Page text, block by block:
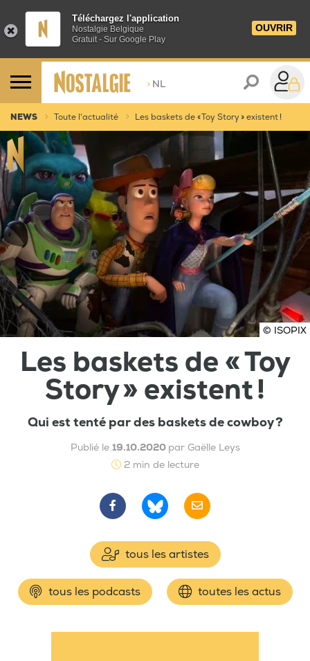
Téléchargez l'application
Nostalgie Belgique
Gratuit - Sur Google Play
OUVRIR
> NL
NEWS Toute l'actualité Les baskets de « Toy Story » existent !
© ISOPIX
Les baskets de « Toy
Story » existent !
Qui est tenté par des baskets de cowboy ?
Publié le 19.10.2020 par Gaëlle Leys
2 min de lecture
tous les artistes
tous les podcasts toutes les actus